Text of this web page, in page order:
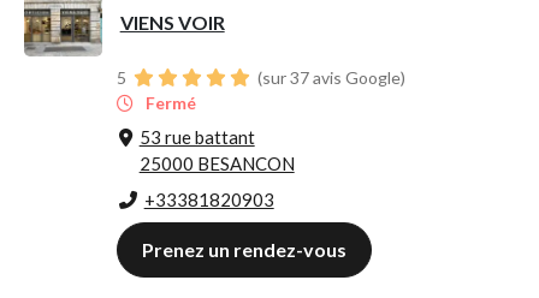
VIENS VOIR
5
(sur 37 avis Google)
Fermé
53 rue battant
25000 BESANCON
+33381820903
Prenez un rendez-vous